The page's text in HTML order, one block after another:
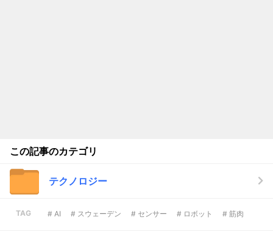
この記事のカテゴリ
テクノロジー
TAG # AI # スウェーデン # センサー # ロボット # 筋肉